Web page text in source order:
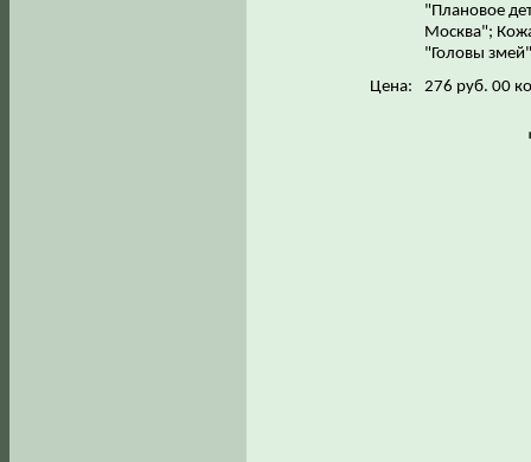
"Плановое
Москва";
"Головы
Цена:
276 руб. 00